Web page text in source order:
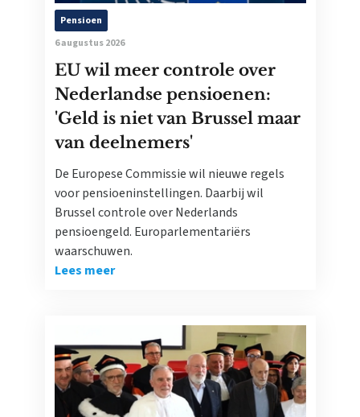
Pensioen
6 augustus 2026
EU wil meer controle over
Nederlandse pensioenen:
'Geld is niet van Brussel maar
van deelnemers'
De Europese Commissie wil nieuwe regels
voor pensioeninstellingen. Daarbij wil
Brussel controle over Nederlands
pensioengeld. Europarlementariërs
waarschuwen.
Lees meer